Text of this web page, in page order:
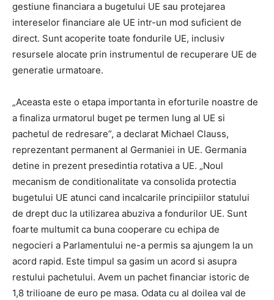
gestiune financiara a bugetului UE sau protejarea
intereselor financiare ale UE intr-un mod suficient de
direct. Sunt acoperite toate fondurile UE, inclusiv
resursele alocate prin instrumentul de recuperare UE de
generatie urmatoare.
„Aceasta este o etapa importanta in eforturile noastre de
a finaliza urmatorul buget pe termen lung al UE si
pachetul de redresare”, a declarat Michael Clauss,
reprezentant permanent al Germaniei in UE. Germania
detine in prezent presedintia rotativa a UE. „Noul
mecanism de conditionalitate va consolida protectia
bugetului UE atunci cand incalcarile principiilor statului
de drept duc la utilizarea abuziva a fondurilor UE. Sunt
foarte multumit ca buna cooperare cu echipa de
negocieri a Parlamentului ne-a permis sa ajungem la un
acord rapid. Este timpul sa gasim un acord si asupra
restului pachetului. Avem un pachet financiar istoric de
1,8 trilioane de euro pe masa. Odata cu al doilea val de